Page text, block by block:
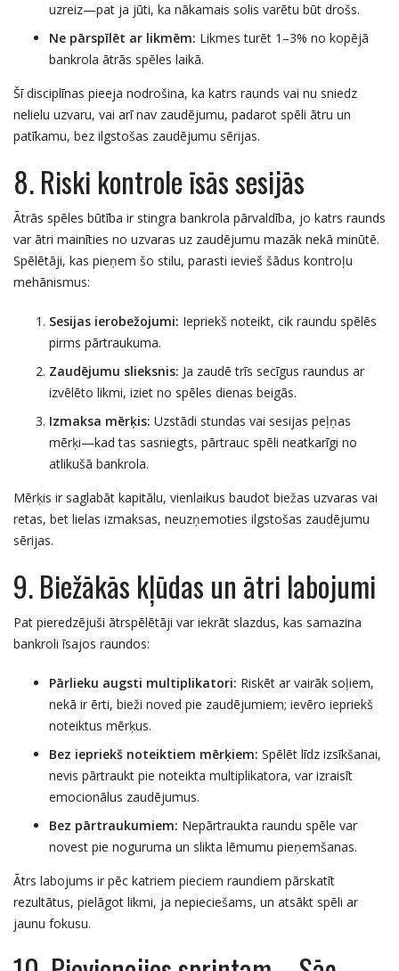
uzreiz—pat ja jūti, ka nākamais solis varētu būt drošs.
Ne pārspīlēt ar likmēm: Likmes turēt 1–3% no kopējā
bankrola ātrās spēles laikā.
Šī disciplīnas pieeja nodrošina, ka katrs raunds vai nu sniedz
nelielu uzvaru, vai arī nav zaudējumu, padarot spēli ātru un
patīkamu, bez ilgstošas zaudējumu sērijas.
8. Riski kontrole īsās sesijās
Ātrās spēles būtība ir stingra bankrola pārvaldība, jo katrs raunds
var ātri mainīties no uzvaras uz zaudējumu mazāk nekā minūtē.
Spēlētāji, kas pieņem šo stilu, parasti ievieš šādus kontroļu
mehānismus:
Sesijas ierobežojumi: Iepriekš noteikt, cik raundu spēlēs
pirms pārtraukuma.
Zaudējumu slieksnis: Ja zaudē trīs secīgus raundus ar
izvēlēto likmi, iziet no spēles dienas beigās.
Izmaksa mērķis: Uzstādi stundas vai sesijas peļņas
mērķi—kad tas sasniegts, pārtrauc spēli neatkarīgi no
atlikušā bankrola.
Mērķis ir saglabāt kapitālu, vienlaikus baudot biežas uzvaras vai
retas, bet lielas izmaksas, neuzņemoties ilgstošas zaudējumu
sērijas.
9. Biežākās kļūdas un ātri labojumi
Pat pieredzējuši ātrspēlētāji var iekrāt slazdus, kas samazina
bankroli īsajos raundos:
Pārlieku augsti multiplikatori: Riskēt ar vairāk soļiem,
nekā ir ērti, bieži noved pie zaudējumiem; ievēro iepriekš
noteiktus mērķus.
Bez iepriekš noteiktiem mērķiem: Spēlēt līdz izsīkšanai,
nevis pārtraukt pie noteikta multiplikatora, var izraisīt
emocionālus zaudējumus.
Bez pārtraukumiem: Nepārtraukta raundu spēle var
novest pie noguruma un slikta lēmumu pieņemšanas.
Ātrs labojums ir pēc katriem pieciem raundiem pārskatīt
rezultātus, pielāgot likmi, ja nepieciešams, un atsākt spēli ar
jaunu fokusu.